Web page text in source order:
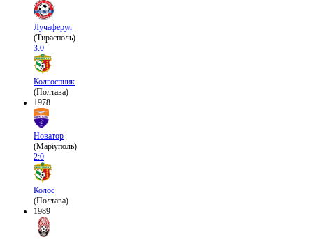
Лучаферул
(Тирасполь)
3:0
Колгоспник
(Полтава)
1978
Новатор
(Маріуполь)
2:0
Колос
(Полтава)
1989